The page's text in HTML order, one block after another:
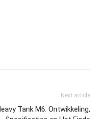
Next article
Tank M6: Ontwikkeling,